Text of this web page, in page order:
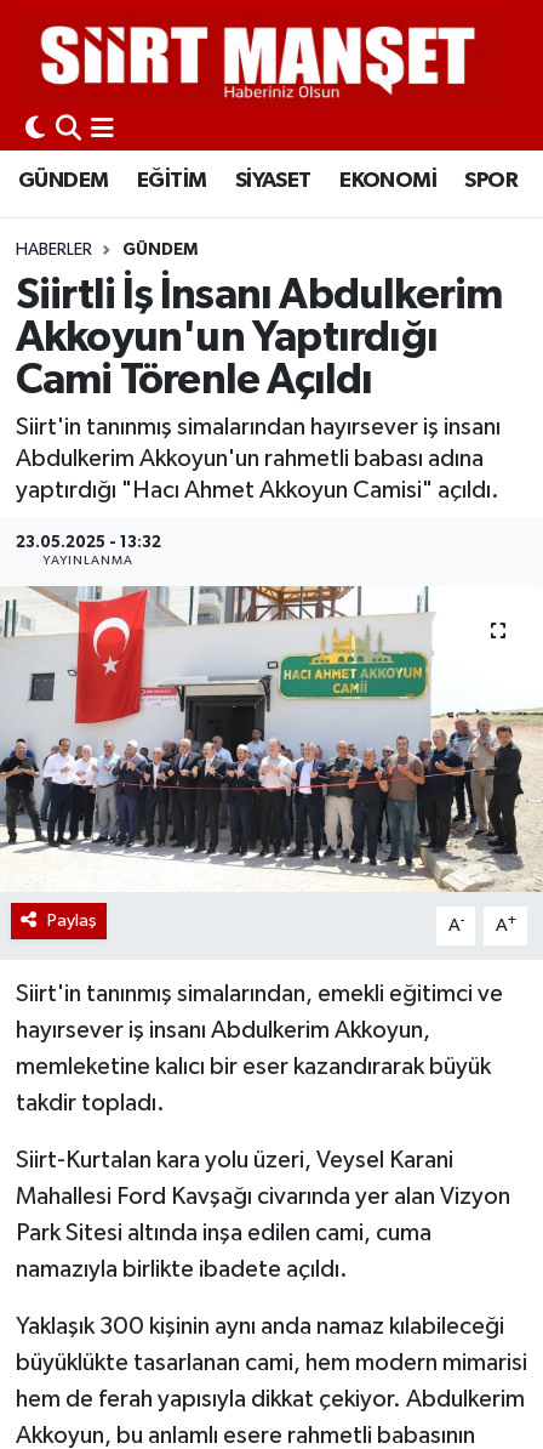
GÜNDEM EĞİTİM SİYASET EKONOMİ SPOR
HABERLER GÜNDEM
Siirtli İş İnsanı Abdulkerim
Akkoyun'un Yaptırdığı
Cami Törenle Açıldı
Siirt'in tanınmış simalarından hayırsever iş insanı
Abdulkerim Akkoyun'un rahmetli babası adına
yaptırdığı "Hacı Ahmet Akkoyun Camisi" açıldı.
23.05.2025 - 13:32
YAYINLANMA
Paylaş A- A+
Siirt'in tanınmış simalarından, emekli eğitimci ve
hayırsever iş insanı Abdulkerim Akkoyun,
memleketine kalıcı bir eser kazandırarak büyük
takdir topladı.
Siirt-Kurtalan kara yolu üzeri, Veysel Karani
Mahallesi Ford Kavşağı civarında yer alan Vizyon
Park Sitesi altında inşa edilen cami, cuma
namazıyla birlikte ibadete açıldı.
Yaklaşık 300 kişinin aynı anda namaz kılabileceği
büyüklükte tasarlanan cami, hem modern mimarisi
hem de ferah yapısıyla dikkat çekiyor. Abdulkerim
Akkoyun, bu anlamlı esere rahmetli babasının
GÜNDEM
EĞİTİM
SİYASET
EKONOMİ
SPOR
KÜLTÜR-SANAT
Siirt Nöbetçi Eczaneler
Siirt Hava Durumu
Siirt Namaz Vakitleri
Siirt Trafik Yoğunluk Haritası
Süper Lig Puan Durumu ve Fikstür
Son Dakika Haberleri